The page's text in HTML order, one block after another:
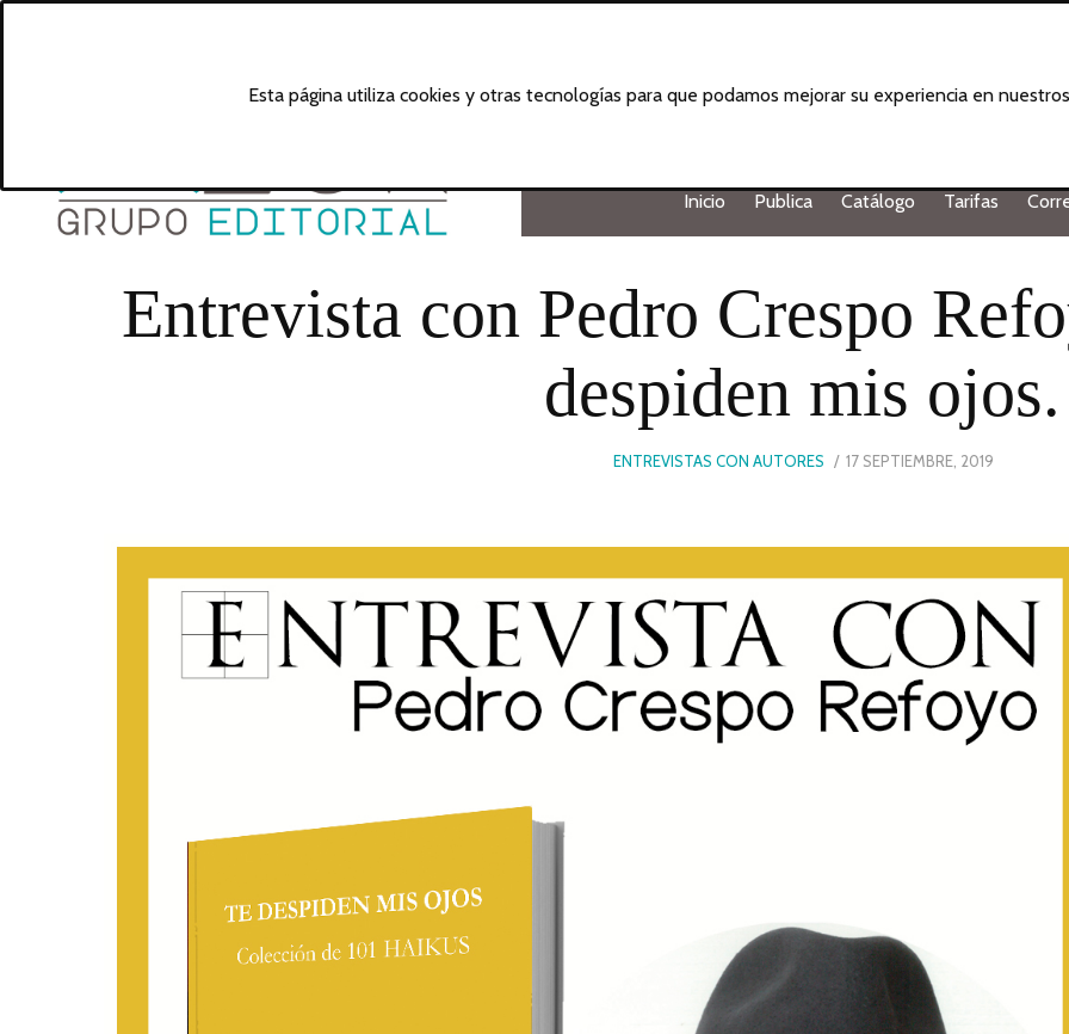
Inicio Publica Catálogo Tarifas
Entrevista con Pedro Crespo
despiden mis ojos.
ENTREVISTAS CON AUTORES
POSTED
17 SEPTIEMBRE, 2019
Esta página utiliza cookies y otras tecnologías para que podamos mejorar su experiencia en